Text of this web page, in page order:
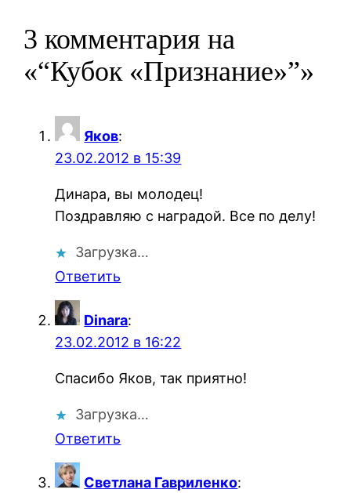
3 комментария на
«“Кубок «Признание»”»
Яков:
23.02.2012 в 15:39
Динара, вы молодец!
Поздравляю с наградой. Все по делу!
Загрузка…
Ответить
Dinara:
23.02.2012 в 16:22
Спасибо Яков, так приятно!
Загрузка…
Ответить
Светлана Гавриленко: